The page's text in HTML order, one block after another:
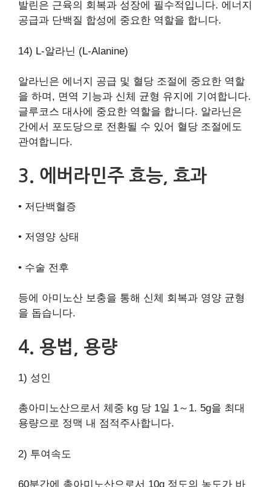
발린은 근육의 회복과 성장에 필수적입니다. 에너지
공급과 단백질 합성에 중요한 역할을 합니다.
14) L-알라닌 (L-Alanine)
알라닌은 에너지 공급 및 혈당 조절에 중요한 역할
을 하며, 면역 기능과 신체 균형 유지에 기여합니다.
글루코스 대사에 중요한 역할을 합니다. 알라닌은
간에서 포도당으로 전환될 수 있어 혈당 조절에도
관여합니다.
3. 에버라민주 효능, 효과
• 저단백혈증
• 저영양 상태
• 수술 전후
등에 아미노산 보충을 통해 신체 회복과 영양 균형
을 돕습니다.
4. 용법, 용량
1) 성인
총아미노산으로서 체중 kg 당 1일 1～1. 5g을 최대
용량으로 정맥 내 점적주사합니다.
2) 투여속도
60분간에 총아미노산으로서 10g 정도의 농도가 바